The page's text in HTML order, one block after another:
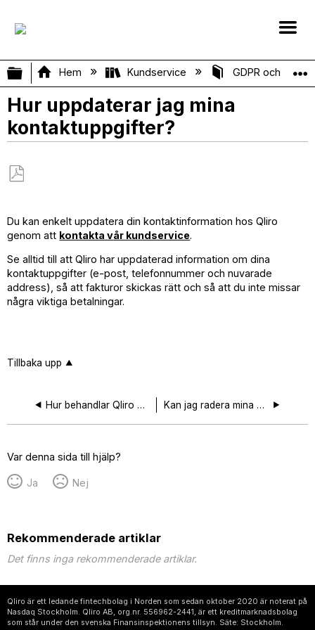
Expandera/minimera global hierarki
Hem Kundservice GDPR och
Hur uppdaterar jag mina
kontaktuppgifter?
PDF
Du kan enkelt uppdatera din kontaktinformation hos Qliro
genom att kontakta vår kundservice.
Se alltid till att Qliro har uppdaterad information om dina
kontaktuppgifter (e-post, telefonnummer och nuvarade
address), så att fakturor skickas rätt och så att du inte missar
några viktiga betalningar.
Tillbaka upp
Hur behandlar Qliro mina personuppgifter? Kan jag radera mina uppgifter hos Qliro?
Var denna sida till hjälp?
Ja Nej
Rekommenderade artiklar
Det finns inga rekommenderade artiklar.
Qliro är ett ledande fintechbolag i Norden som sedan oktober 2020 är noterat på
Nasdaq Stockholm. Qliro AB, org.nr. 556962-2441, är ett kreditmarknadsbolag
som står under den svenska Finansinspektionens tillsyn. Säte: Stockholm.